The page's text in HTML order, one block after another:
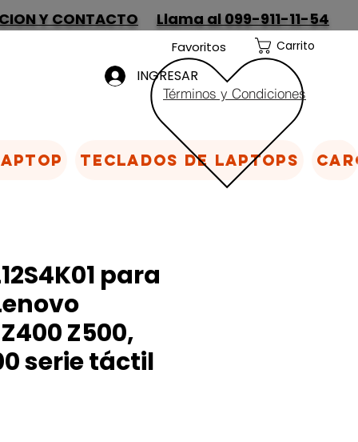
Y CONTACTO Llama al 099-911-11-54
Favoritos Carrito
Términos y Condiciones
INGRESAR
para
Z500,
serie táctil
Teclados de laptops